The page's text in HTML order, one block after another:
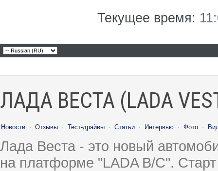
Текущее время:
ЛАДА ВЕСТА (LADA
Новости · Отзывы · Тест-драйвы · Статьи · Интервью · Фото ·
Лада Веста - это новый
на платформе "LADA B/C".